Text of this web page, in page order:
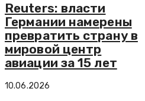
Reuters: власти
Германии намерены
превратить страну в
мировой центр
авиации за 15 лет
10.06.2026